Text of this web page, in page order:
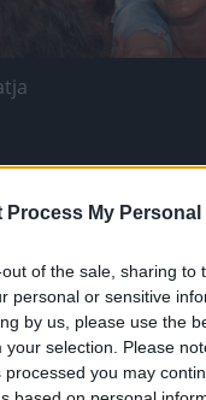
Process My
of the sale, sharing to
personal or sensitive
by us, please use the
your selection. Please
you may